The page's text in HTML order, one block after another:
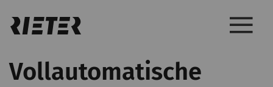
Vollautomatische